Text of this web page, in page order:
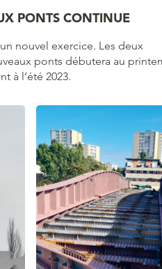
PONTS CONTINUE
nouvel exercice. Les deux
ponts débutera au
à l’été 2023.